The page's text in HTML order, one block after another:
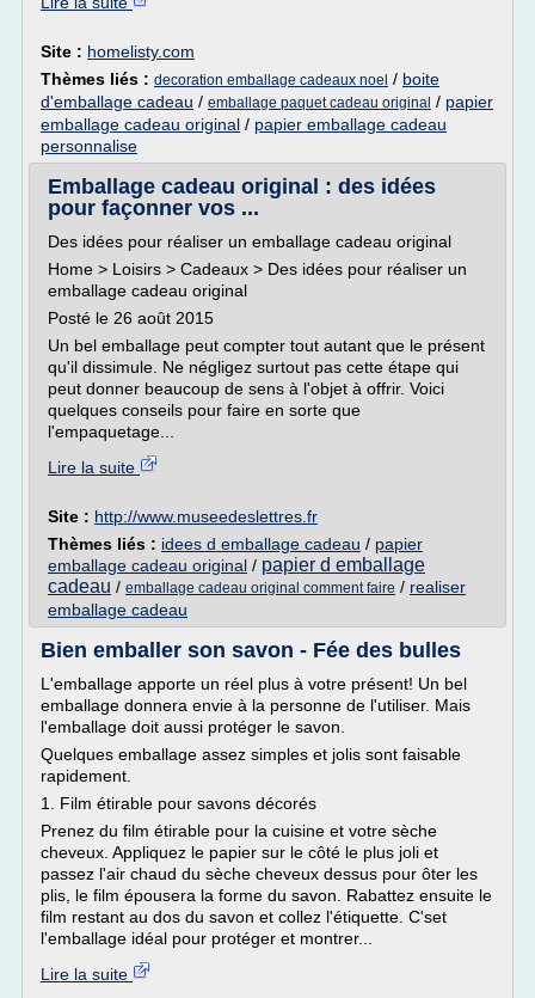
Site : homelisty.com
Thèmes liés : decoration emballage cadeaux noel / boite
d'emballage cadeau / emballage paquet cadeau original / papier
emballage cadeau original / papier emballage cadeau
personnalise
Emballage cadeau original : des idées
pour façonner vos ...
Des idées pour réaliser un emballage cadeau original
Home > Loisirs > Cadeaux > Des idées pour réaliser un
emballage cadeau original
Posté le 26 août 2015
Un bel emballage peut compter tout autant que le présent
qu'il dissimule. Ne négligez surtout pas cette étape qui
peut donner beaucoup de sens à l'objet à offrir. Voici
quelques conseils pour faire en sorte que
l'empaquetage...
Lire la suite
Site : http://www.museedeslettres.fr
Thèmes liés : idees d emballage cadeau / papier
emballage cadeau original / papier d emballage
cadeau / emballage cadeau original comment faire / realiser
emballage cadeau
Bien emballer son savon - Fée des bulles
L'emballage apporte un réel plus à votre présent! Un bel
emballage donnera envie à la personne de l'utiliser. Mais
l'emballage doit aussi protéger le savon.
Quelques emballage assez simples et jolis sont faisable
rapidement.
1. Film étirable pour savons décorés
Prenez du film étirable pour la cuisine et votre sèche
cheveux. Appliquez le papier sur le côté le plus joli et
passez l'air chaud du sèche cheveux dessus pour ôter les
plis, le film épousera la forme du savon. Rabattez ensuite le
film restant au dos du savon et collez l'étiquette. C'set
l'emballage idéal pour protéger et montrer...
Lire la suite